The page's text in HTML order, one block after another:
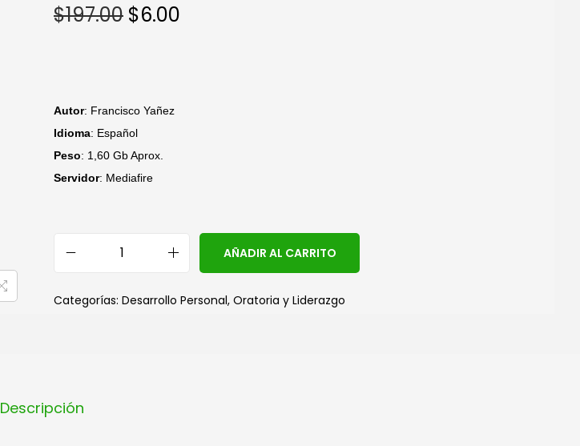
$197.00 $6.00
Autor: Francisco Yañez
Idioma: Español
Peso: 1,60 Gb Aprox.
Servidor: Mediafire
AÑADIR AL CARRITO
Categorías: Desarrollo Personal, Oratoria y Liderazgo
Descripción